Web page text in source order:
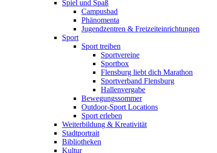
Spiel und Spaß
Campusbad
Phänomenta
Jugendzentren & Freizeiteinrichtungen
Sport
Sport treiben
Sportvereine
Sportbox
Flensburg liebt dich Marathon
Sportverband Flensburg
Hallenvergabe
Bewegungssommer
Outdoor-Sport Locations
Sport erleben
Weiterbildung & Kreativität
Stadtportrait
Bibliotheken
Kultur